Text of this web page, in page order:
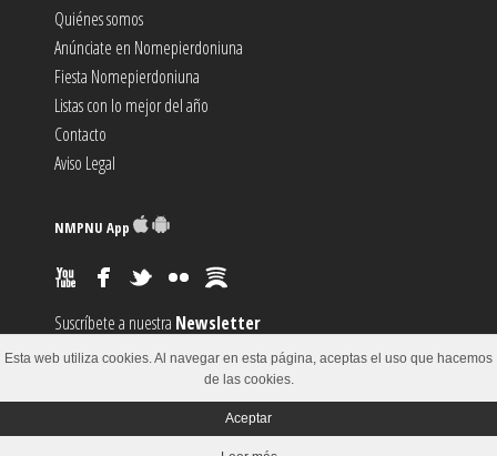
Quiénes somos
Anúnciate en Nomepierdoniuna
Fiesta Nomepierdoniuna
Listas con lo mejor del año
Contacto
Aviso Legal
NMPNU App
Suscríbete a nuestra Newsletter
Suscríbete al canalRSS
© 2002-2018
Esta web utiliza cookies. Al navegar en esta página, aceptas el uso que hacemos
de las cookies.
Aceptar